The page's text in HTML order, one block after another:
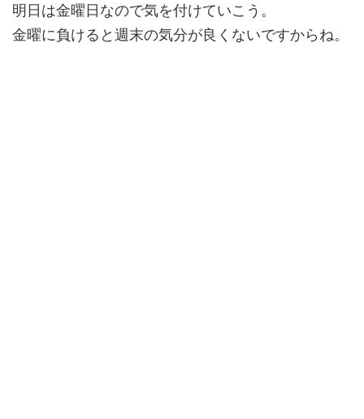
明日は金曜日なので気を付けていこう。
金曜に負けると週末の気分が良くないですからね。